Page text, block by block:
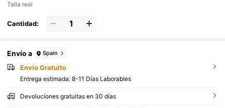
Talla real
Cantidad:
Envío a Spain
Envío Gratuito
Entrega estimada: 8-11 Días Laborables
Devoluciones gratuitas en 30 días